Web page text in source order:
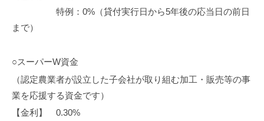
特例：0%（貸付実行日から5年後の応当日の前日
まで）
○スーパーW資金
（認定農業者が設立した子会社が取り組む加工・販売等の事
業を応援する資金です）
【金利】 0.30%